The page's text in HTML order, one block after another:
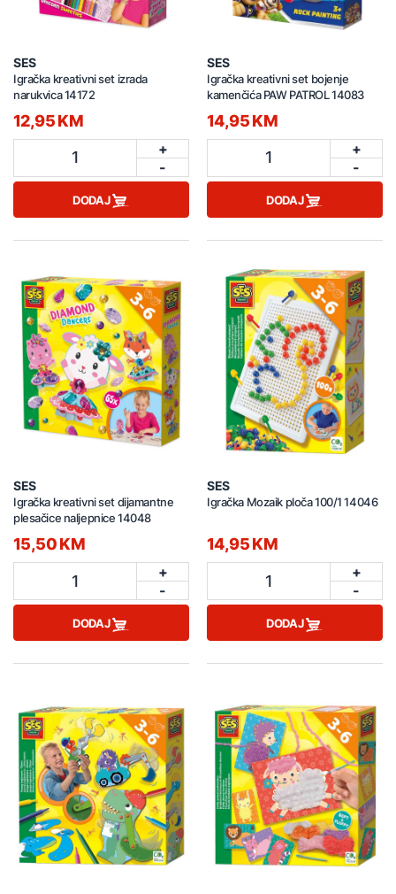
SES
Igračka kreativni set izrada
narukvica 14172
12,95 KM
1
+
-
DODAJ
SES
Igračka kreativni set bojenje
kamenčića PAW PATROL 14083
14,95 KM
1
+
-
DODAJ
SES
Igračka kreativni set dijamantne
plesačice naljepnice 14048
15,50 KM
1
+
-
DODAJ
SES
Igračka Mozaik ploča 100/1 14046
14,95 KM
1
+
-
DODAJ